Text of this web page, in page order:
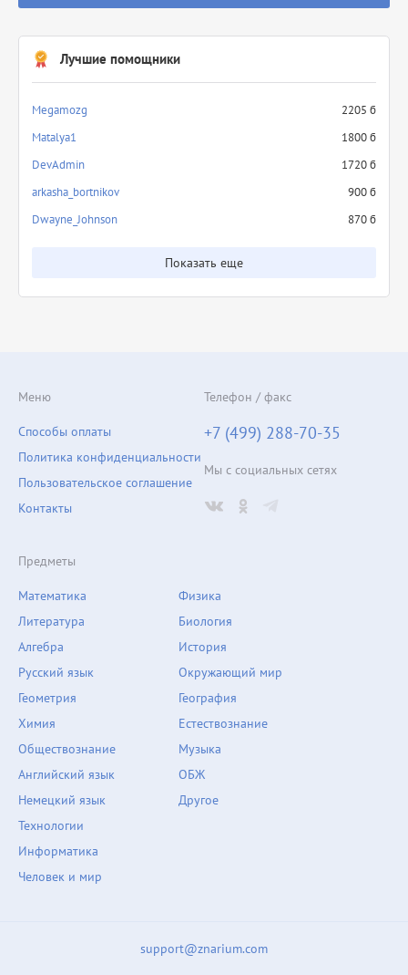
Лучшие помощники
Megamozg
2205 б
Matalya1
1800 б
DevAdmin
1720 б
arkasha_bortnikov
900 б
Dwayne_Johnson
870 б
Показать еще
Предметы
Математика
Литература
Алгебра
Русский язык
Геометрия
Химия
Физика
Биология
История
Окружающий мир
География
Естествознание
Обществознание
Английский язык
Немецкий язык
Технологии
Информатика
Человек и мир
Музыка
ОБЖ
Другое
Меню
Способы оплаты
Политика конфиденциальности
Пользовательское соглашение
Контакты
Телефон / факс
+7 (499) 288-70-35
Мы с социальных сетях
support@znarium.com